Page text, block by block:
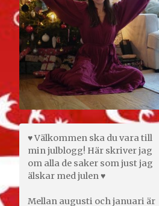
♥ Välkommen ska du vara till
min julblogg! Här skriver jag
om alla de saker som just jag
älskar med julen ♥
Mellan augusti och januari är